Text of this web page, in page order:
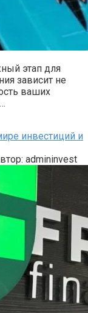
этап для
зависит не
ваших
инвестиций и
admininvest